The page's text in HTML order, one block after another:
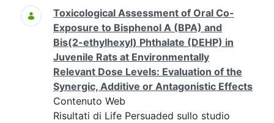
Ricerca
Toxicological Assessment of Oral Co-
Exposure to Bisphenol A (BPA) and
Bis(2-ethylhexyl) Phthalate (DEHP) in
Juvenile Rats at Environmentally
Relevant Dose Levels: Evaluation of the
Synergic, Additive or Antagonistic Effects
Contenuto Web
Risultati di Life Persuaded sullo studio